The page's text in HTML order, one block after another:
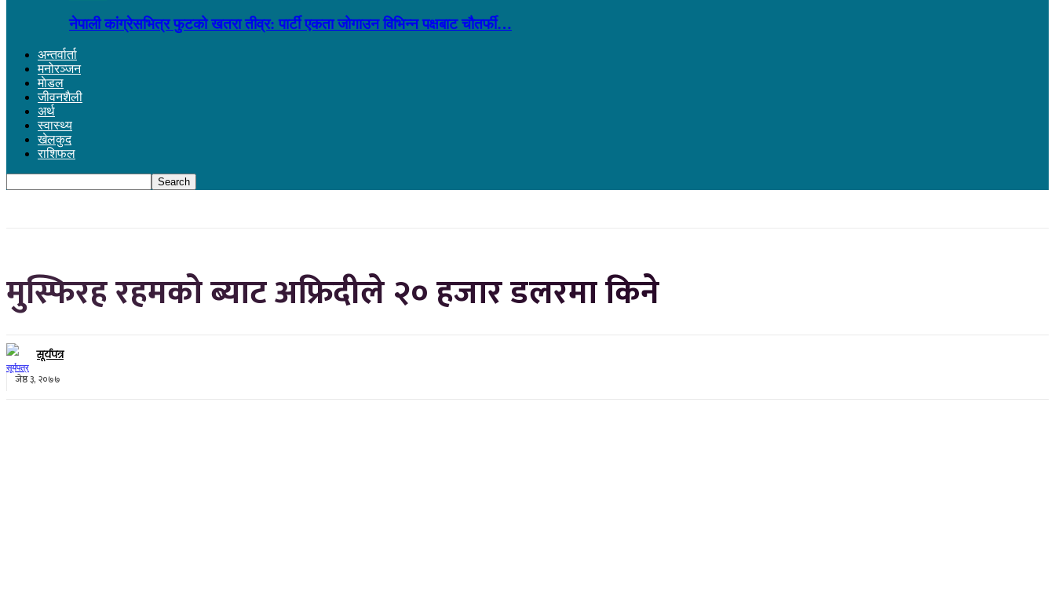
नेपाली कांग्रेसभित्र फुटको खतरा तीव्र: पार्टी एकता जोगाउन विभिन्न पक्षबाट चौतर्फी…
अन्तर्वार्ता
मनोरञ्जन
माेडल
जीवनशैली
अर्थ
स्वास्थ्य
खेलकुद
राशिफल
मुस्फिरह रहमको ब्याट अफ्रिदीले २० हजार डलरमा किने
सूर्यपत्र
जेष्ठ ३, २०७७